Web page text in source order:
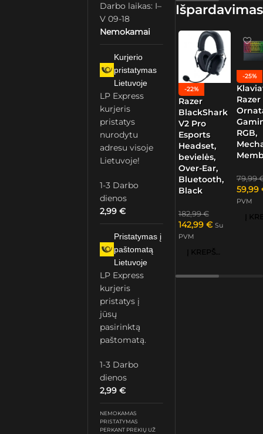
Darbo laikas: I–
V 09-18
Nemokamai
Kurjerio
pristatymas
Lietuvoje
LP Express
kurjeris
pristatys
nurodytu
adresu visoje
Lietuvoje!
1-3 Darbo
dienos
2,99€
Pristatymas į
paštomatą
Lietuvoje
LP Express
kurjeris
pristatys į
jūsų
pasirinktą
paštomatą.
1-3 Darbo
dienos
2,99€
NEMOKAMAS
PRISTATYMAS
PERKANT PREKIŲ UŽ
Išpardavimas
-22%
Razer
BlackShark
V2 Pro
Esports
Headset,
bevielės,
Over-Ear,
Bluetooth,
Black
182,99€
142,99 € Su
PVM
Į KREPŠELĮ
-25%
Razer
RGB,
79,99
59,99
PVM